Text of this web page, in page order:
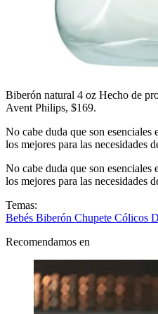
Biberón natural 4 oz Hecho de
Avent Philips, $169.
No cabe duda que son
los mejores para las necesidades
No cabe duda que son
los mejores para las necesidades
Temas:
Bebés Biberón Chupete Cólicos
Recomendamos en